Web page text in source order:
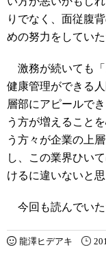
りでなく、 面従腹
めの努力をしていた
激務が続いても
健康管理ができる
層部にアピールで
う方が増えること
う方々が企業の上
し、この業界ひい
けるに違いないと思
今回も読んでいた
龍澤ヒデアキ